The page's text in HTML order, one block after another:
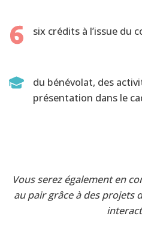
six crédits à l’issue du
du bénévolat, des
présentation dans le
Vous serez également en
au pair grâce à des projets